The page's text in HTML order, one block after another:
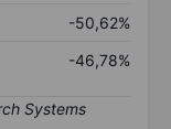
-50,62%
-46,78%